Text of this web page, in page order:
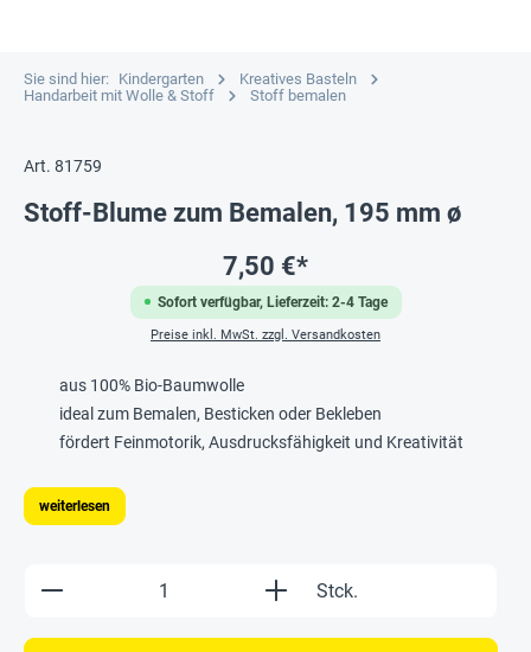
Sie sind hier: Kindergarten
Kreatives Basteln
Handarbeit mit Wolle & Stoff
Stoff bemalen
Art. 81759
Stoff-Blume zum Bemalen, 195 mm ø
Sofort verfügbar, Lieferzeit: 2-4 Tage
7,50 €*
Preise inkl. MwSt. zzgl. Versandkosten
aus 100% Bio-Baumwolle
ideal zum Bemalen, Besticken oder Bekleben
fördert Feinmotorik, Ausdrucksfähigkeit und Kreativität
weiterlesen
Produkt Anzahl: Gib den gewünschten
Stck.